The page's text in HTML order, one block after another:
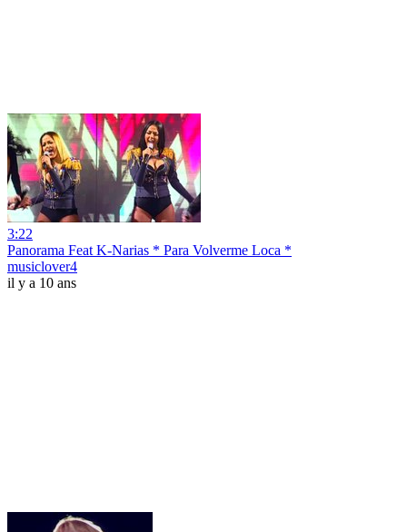
3:22
Panorama Feat K-Narias * Para Volverme Loca *
musiclover4
il y a 10 ans